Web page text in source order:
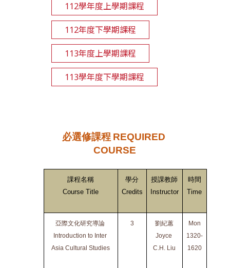
112學年度上學期課程
112年度下學期課程
113年度上學期課程
113學年度下學期課程
必選修課程 REQUIRED
COURSE
課程名稱
Course Title
學分
Credits
授課教師
Instructor
時間
Time
亞際文化研究導論
Introduction to Inter
Asia Cultural Studies
3
劉紀蕙
Joyce
C.H. Liu
Mon
1320-
1620